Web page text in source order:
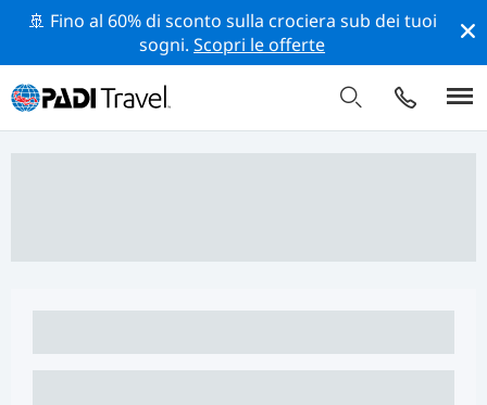
🚢 Fino al 60% di sconto sulla crociera sub dei tuoi
sogni.Scopri le offerte